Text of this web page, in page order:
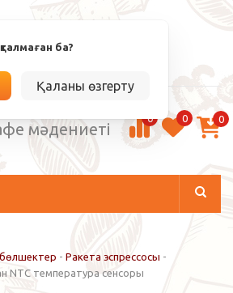
ба?
Қаланы өзгерту
мәдениеті
0 0 0
бөлшектер - Ракета эспрессосы -
NTC температура сенсоры